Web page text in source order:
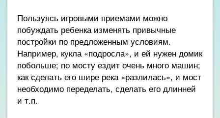
Пользуясь игровыми приемами можно
побуждать ребенка изменять привычные
постройки по предложенным условиям.
Например, кукла «подросла», и ей нужен домик
побольше; по мосту ездит очень много машин;
как сделать его шире река «разлилась», и мост
необходимо переделать, сделать его длинней
и т.п.